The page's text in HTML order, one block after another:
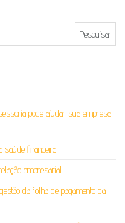
pode ajudar sua empresa
saúde financeira
empresarial
da folha de pagamento da